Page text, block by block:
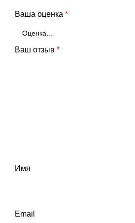
Ваша оценка *
Ваш отзыв *
Имя
Email